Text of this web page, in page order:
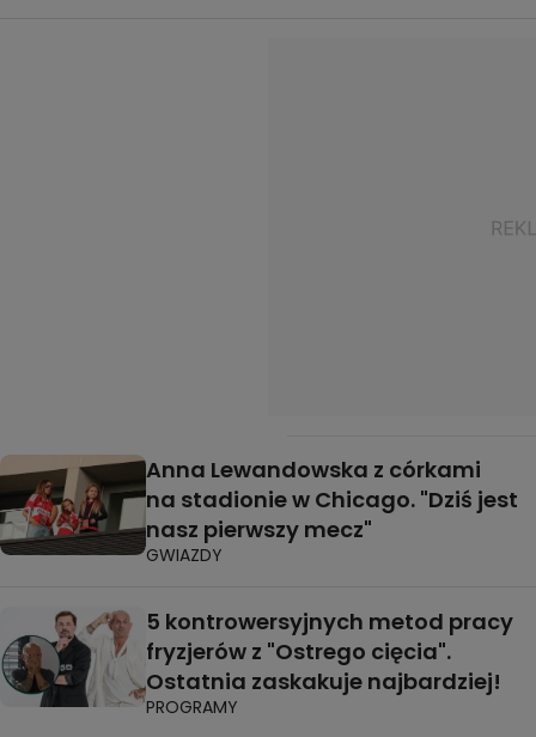
Anna Lewandowska z córkami
na stadionie w Chicago. "Dziś jest
nasz pierwszy mecz"
GWIAZDY
5 kontrowersyjnych metod pracy
fryzjerów z "Ostrego cięcia".
Ostatnia zaskakuje najbardziej!
PROGRAMY